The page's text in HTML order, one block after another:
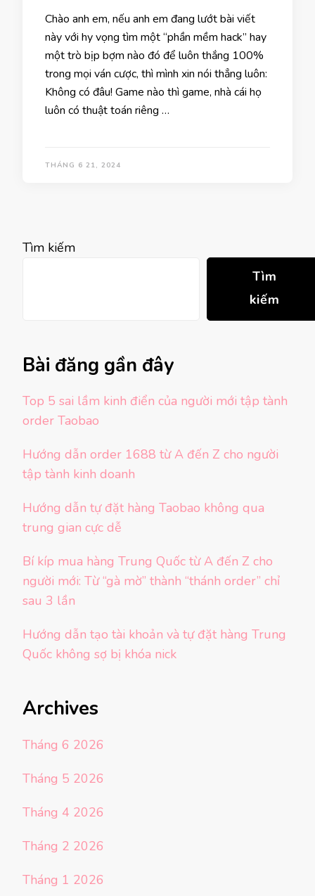
Chào anh em, nếu anh em đang lướt bài viết
này với hy vọng tìm một “phần mềm hack” hay
một trò bịp bợm nào đó để luôn thắng 100%
trong mọi ván cược, thì mình xin nói thẳng luôn:
Không có đâu! Game nào thì game, nhà cái họ
luôn có thuật toán riêng …
THÁNG 6 21, 2024
Tìm kiếm
Tìm
kiếm
Bài đăng gần đây
Top 5 sai lầm kinh điển của người mới tập tành
order Taobao
Hướng dẫn order 1688 từ A đến Z cho người
tập tành kinh doanh
Hướng dẫn tự đặt hàng Taobao không qua
trung gian cực dễ
Bí kíp mua hàng Trung Quốc từ A đến Z cho
người mới: Từ “gà mờ” thành “thánh order” chỉ
sau 3 lần
Hướng dẫn tạo tài khoản và tự đặt hàng Trung
Quốc không sợ bị khóa nick
Archives
Tháng 6 2026
Tháng 5 2026
Tháng 4 2026
Tháng 2 2026
Tháng 1 2026